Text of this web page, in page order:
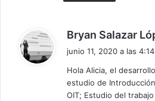
Bryan Salazar
junio 11, 2020 a las
Hola Alicia, el
estudio de
OIT; Estudio del